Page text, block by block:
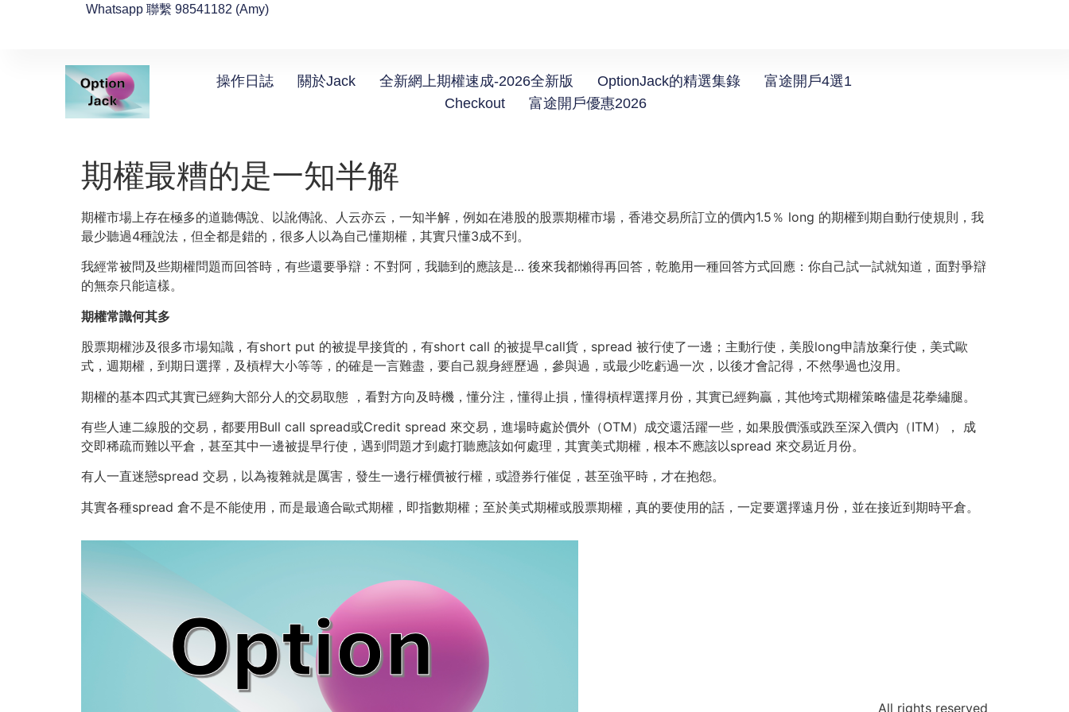
Whatsapp 聯繫 98541182 (Amy)
操作日誌 關於Jack 全新網上期權速成-2026全新版 OptionJack的精選集錄
富途開戶4選1
Checkout
富途開戶優惠2026
期權最糟的是一知半解
期權市場上存在極多的道聽傳說、以訛傳訛、人云亦云，一知半解，例如在港股的股票期權市場，香港交易所訂立的價內1.5％ long 的期權到期自動行使規則，我
最少聽過4種說法，但全都是錯的，很多人以為自己懂期權，其實只懂3成不到。
我經常被問及些期權問題而回答時，有些還要爭辯：不對阿，我聽到的應該是… 後來我都懶得再回答，乾脆用一種回答方式回應：你自己試一試就知道，面對爭辯
的無奈只能這樣。
期權常識何其多
股票期權涉及很多市場知識，有short put 的被提早接貨的，有short call 的被提早call貨，spread 被行使了一邊；主動行使，美股long申請放棄行使，美式歐
式，週期權，到期日選擇，及槓桿大小等等，的確是一言難盡，要自己親身經歷過，參與過，或最少吃虧過一次，以後才會記得，不然學過也沒用。
期權的基本四式其實已經夠大部分人的交易取態 ，看對方向及時機，懂分注，懂得止損，懂得槓桿選擇月份，其實已經夠贏，其他垮式期權策略儘是花拳繡腿。
有些人連二線股的交易，都要用Bull call spread或Credit spread 來交易，進場時處於價外（OTM）成交還活躍一些，如果股價漲或跌至深入價內（ITM）， 成
交即稀疏而難以平倉，甚至其中一邊被提早行使，遇到問題才到處打聽應該如何處理，其實美式期權，根本不應該以spread 來交易近月份。
有人一直迷戀spread 交易，以為複雜就是厲害，發生一邊行權價被行權，或證券行催促，甚至強平時，才在抱怨。
其實各種spread 倉不是不能使用，而是最適合歐式期權，即指數期權；至於美式期權或股票期權，真的要使用的話，一定要選擇遠月份，並在接近到期時平倉。
All rights reserved